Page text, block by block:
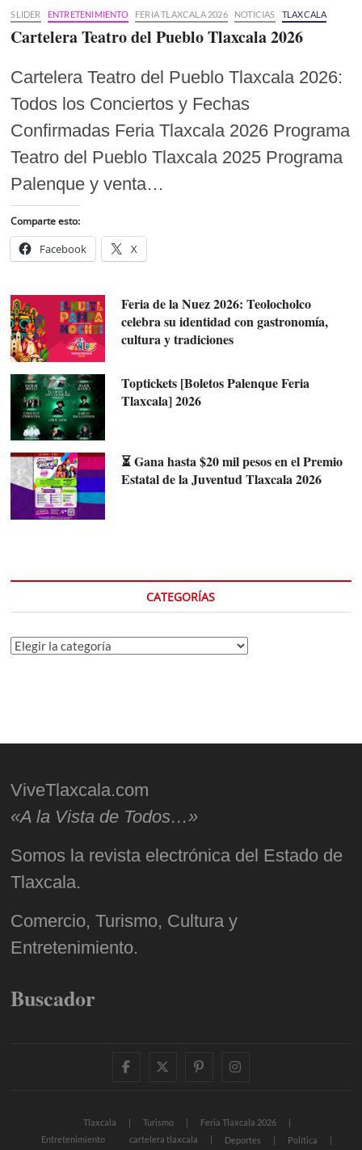
SLIDER ENTRETENIMIENTO FERIA TLAXCALA 2026 NOTICIAS TLAXCALA
Cartelera Teatro del Pueblo Tlaxcala 2026
Cartelera Teatro del Pueblo Tlaxcala 2026:
Todos los Conciertos y Fechas
Confirmadas Feria Tlaxcala 2026 Programa
Teatro del Pueblo Tlaxcala 2025 Programa
Palenque y venta…
Comparte esto:
Facebook X
Feria de la Nuez 2026: Teolocholco
celebra su identidad con gastronomía,
cultura y tradiciones
Toptickets [Boletos Palenque Feria
Tlaxcala] 2026
⏳ Gana hasta $20 mil pesos en el Premio
Estatal de la Juventud Tlaxcala 2026
CATEGORÍAS
Categorías
ViveTlaxcala.com
«A la Vista de Todos…»
Somos la revista electrónica del Estado de
Tlaxcala.
Comercio, Turismo, Cultura y
Entretenimiento.
Buscador
facebooktwitter
pinterestinstagram
Tlaxcala Turismo
Feria Tlaxcala 2026
Entretenimiento
cartelera tlaxcala Deportes Política